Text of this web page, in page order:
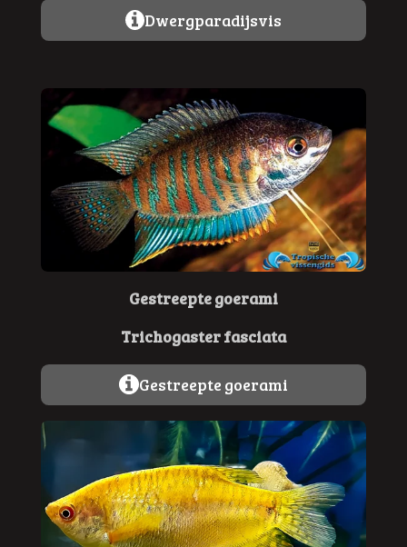
Dwergparadijsvis
Gestreepte goerami
Trichogaster fasciata
Gestreepte goerami